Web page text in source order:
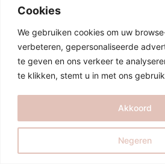
Cookies
We gebruiken cookies om uw
verbeteren, gepersonaliseerde
te geven en ons verkeer te
te klikken, stemt u in met ons
Negeren
Akkoord